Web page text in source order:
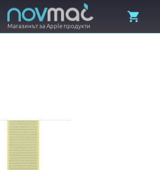
Магазинът за Apple продукти
